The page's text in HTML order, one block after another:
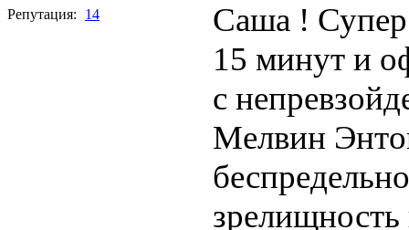
Репутация: 14
Саша ! Супер
15 минут и
с
Мелвин
зрелищность